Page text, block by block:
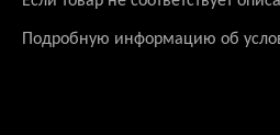
Подробную информацию об